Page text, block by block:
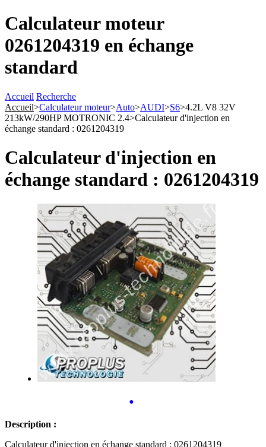
Calculateur moteur
0261204319 en échange
standard
Accueil Recherche
Accueil>Calculateur moteur>Auto>AUDI>S6>4.2L V8 32V
213kW/290HP MOTRONIC 2.4>Calculateur d'injection en
échange standard : 0261204319
Calculateur d'injection en
échange standard : 0261204319
•
Description :
Calculateur d'injection en échange standard : 0261204319